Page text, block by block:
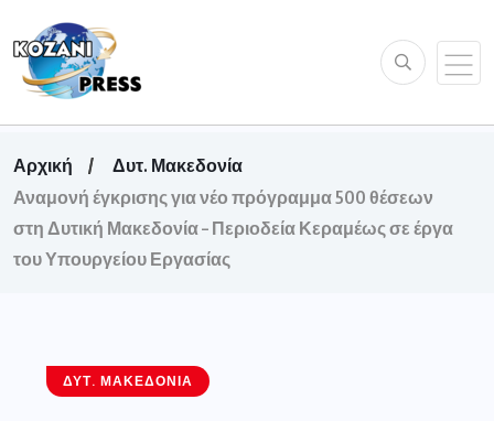
Αρχική
Δυτ. Μακεδονία
Αναμονή έγκρισης για νέο πρόγραμμα 500 θέσεων
στη Δυτική Μακεδονία – Περιοδεία Κεραμέως σε έργα
του Υπουργείου Εργασίας
ΔΥΤ. ΜΑΚΕΔΟΝΊΑ